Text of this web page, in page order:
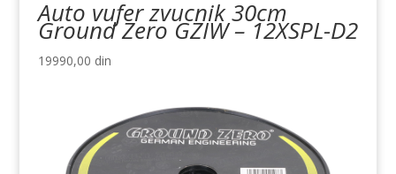
Auto vufer zvucnik 30cm
Ground Zero GZIW – 12XSPL-D2
19990,00 din